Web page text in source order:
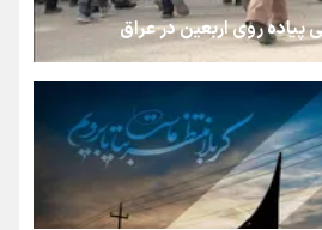
چهارماهه را شکست؛ «آهای مردم، آقا از
به دلم ماند